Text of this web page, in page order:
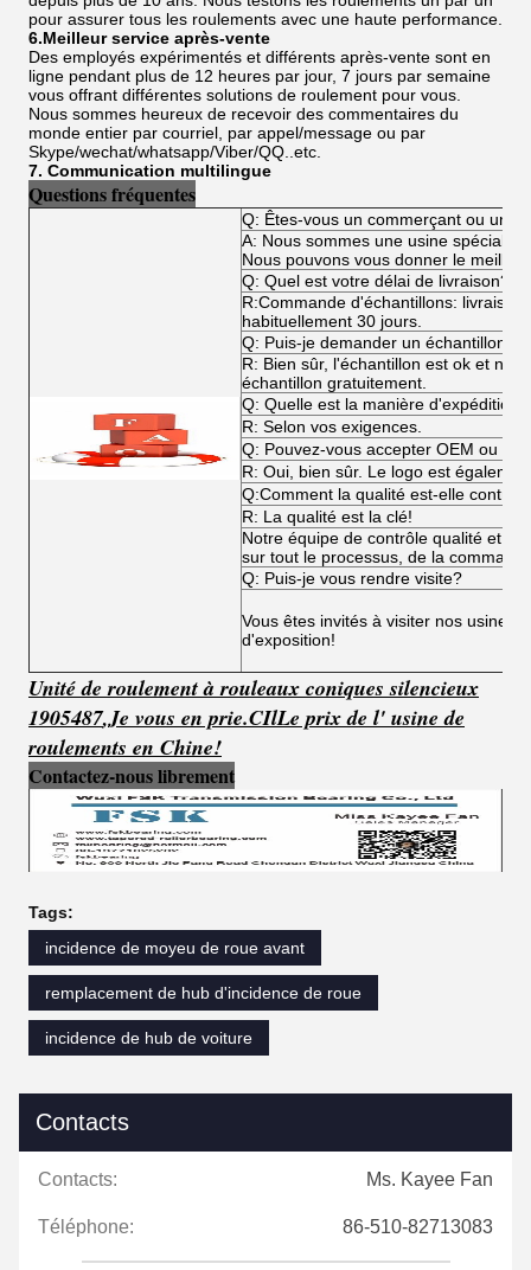
pour assurer tous les roulements avec une haute performance.
6.Meilleur service après-vente
Des employés expérimentés et différents après-vente sont en
ligne pendant plus de 12 heures par jour, 7 jours par semaine
vous offrant différentes solutions de roulement pour vous.
Nous sommes heureux de recevoir des commentaires du
monde entier par courriel, par appel/message ou par
Skype/wechat/whatsapp/Viber/QQ..etc.
7. Communication multilingue
Questions fréquentes
Q: Êtes-vous un commerçant ou un
A: Nous sommes une usine
Nous pouvons vous donner le
Q: Quel est votre délai de livraison?
R:Commande d'échantillons:
habituellement 30 jours.
Q: Puis-je demander un échantillon?
R: Bien sûr, l'échantillon est ok et
échantillon gratuitement.
Q: Quelle est la manière d'expédition?
R: Selon vos exigences.
Q: Pouvez-vous accepter OEM ou
R: Oui, bien sûr. Le logo est
Q:Comment la qualité est-elle
R: La qualité est la clé!
Notre équipe de contrôle qualité et
sur tout le processus, de la
Q: Puis-je vous rendre visite?
Vous êtes invités à visiter nos usines,
d'exposition!
Unité de roulement à rouleaux coniques silencieux
1905487,Je vous en prie.CIlLe prix de l' usine de
roulements en Chine!
Contactez-nous librement
Tags:
incidence de moyeu de roue avant
remplacement de hub d'incidence de roue
incidence de hub de voiture
Contacts
Contacts: Ms. Kayee Fan
Téléphone: 86-510-82713083